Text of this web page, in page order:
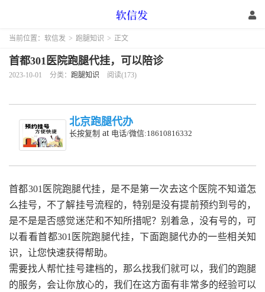
当前位置： 软信发 > 跑腿知识 > 正文
首都301医院跑腿代挂，可以陪诊
2023-10-01 分类： 跑腿知识 阅读(173)
北京跑腿代办
长按复制 at 电话/微信:18610816332
首都301医院跑腿代挂，是不是第一次去这个医院不知道怎
么挂号，不了解挂号流程的，特别是没有提前预约到号的，
是不是是否感觉迷茫和不知所措呢？别着急，没有号的，可
以看看首都301医院跑腿代挂，下面跑腿代办的一些相关知
识，让您快速获得帮助。
需要找人帮忙挂号建档的，那么找我们就可以，我们的跑腿
的服务，会让你放心的，我们在这方面有非常多的经验可以